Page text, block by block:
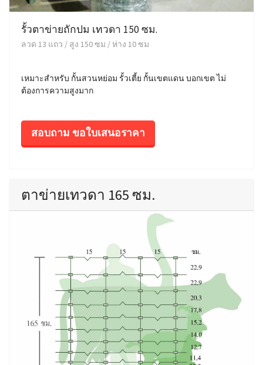
รั้วตาข่ายถักปม เทวดา 150 ซม.
ลวด 13 แถว / สูง 150 ซม / ห่าง 10 ซม
เหมาะสำหรับ กั้นสวนหย่อม รั้วเตี้ย กั้นเขตแดน บอกเขต ไม่
ต้องการความสูงมาก
สอบถาม ขอใบเสนอราคา
ตาข่ายเทวดา 165 ซม.